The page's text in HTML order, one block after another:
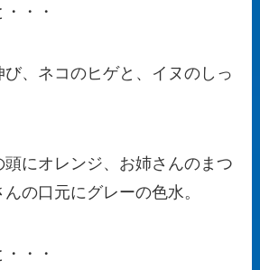
・・
、ネコのヒゲと、イヌのしっ
頭にオレンジ、お姉さんのまつ
の口元にグレーの色水。
・・